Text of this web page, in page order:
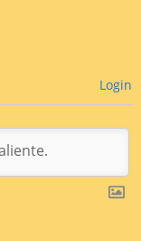
Login